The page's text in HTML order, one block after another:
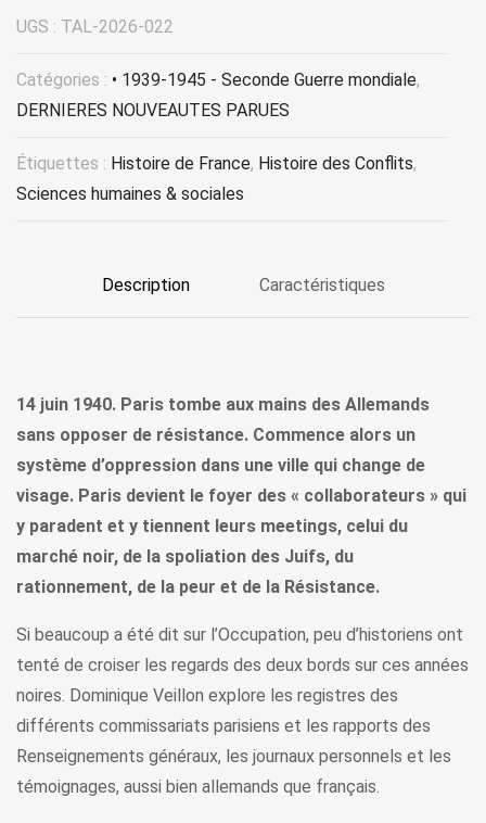
UGS : TAL-2026-022
Catégories : • 1939-1945 - Seconde Guerre mondiale,
DERNIERES NOUVEAUTES PARUES
Étiquettes : Histoire de France, Histoire des Conflits,
Sciences humaines & sociales
Description Caractéristiques
14 juin 1940. Paris tombe aux mains des Allemands
sans opposer de résistance. Commence alors un
système d’oppression dans une ville qui change de
visage. Paris devient le foyer des « collaborateurs » qui
y paradent et y tiennent leurs meetings, celui du
marché noir, de la spoliation des Juifs, du
rationnement, de la peur et de la Résistance.
Si beaucoup a été dit sur l’Occupation, peu d’historiens ont
tenté de croiser les regards des deux bords sur ces années
noires. Dominique Veillon explore les registres des
différents commissariats parisiens et les rapports des
Renseignements généraux, les journaux personnels et les
témoignages, aussi bien allemands que français.